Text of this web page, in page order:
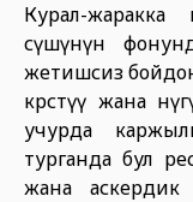
Курал-
өсүшүнүн
жетишсиз
көрсөтүү жана
учурда
турганда бул
жана аскердик